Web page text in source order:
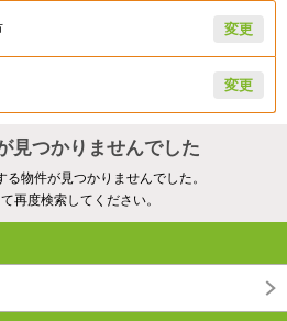
変更
変更
見つかりませんでした
る物件が見つかりませんでした。
再度検索してください。